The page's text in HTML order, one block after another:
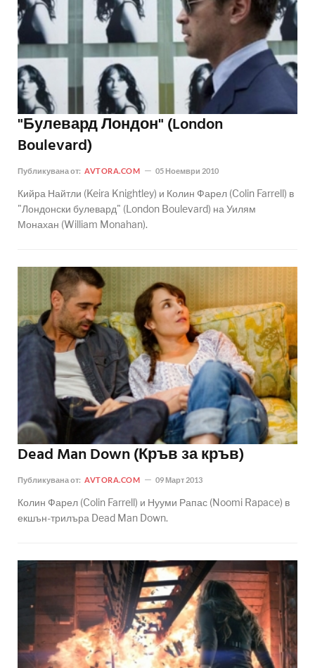
"Булевард Лондон" (London
Boulevard)
Публикувана от: AVTORA.COM 05 Ноември 2010
Кийра Найтли (Keira Knightley) и Колин Фарел (Colin Farrell) в
"Лондонски булевард" (London Boulevard) на Уилям
Монахан (William Monahan).
Dead Man Down (Кръв за кръв)
Публикувана от: AVTORA.COM 09 Март 2013
Колин Фарел (Colin Farrell) и Нууми Рапас (Noomi Rapace) в
екшън-трилъра Dead Man Down.